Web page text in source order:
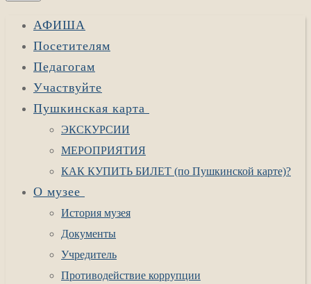
АФИША
Посетителям
Педагогам
Участвуйте
Пушкинская карта
ЭКСКУРСИИ
МЕРОПРИЯТИЯ
КАК КУПИТЬ БИЛЕТ (по Пушкинской карте)?
О музее
История музея
Документы
Учредитель
Противодействие коррупции